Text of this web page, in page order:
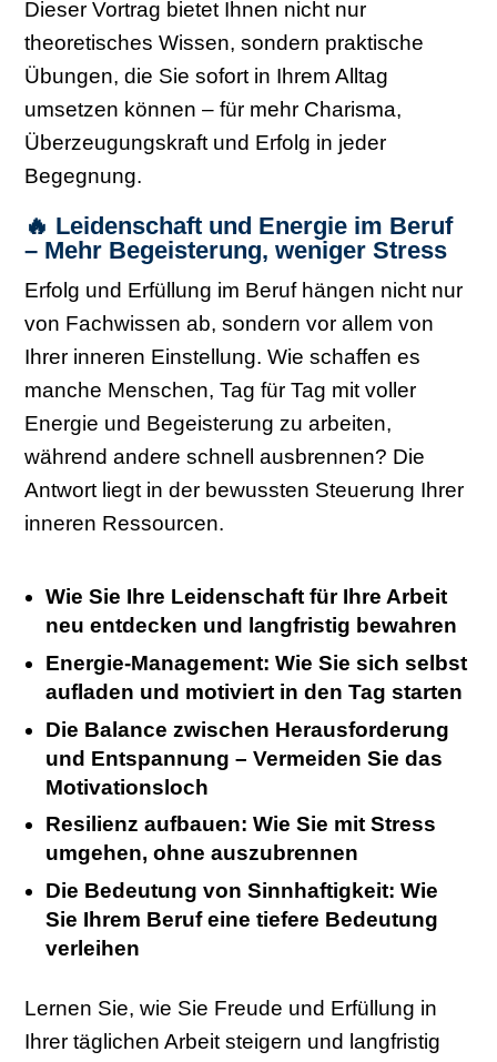
Dieser Vortrag bietet Ihnen nicht nur
theoretisches Wissen, sondern praktische
Übungen, die Sie sofort in Ihrem Alltag
umsetzen können – für mehr Charisma,
Überzeugungskraft und Erfolg in jeder
Begegnung.
🔥 Leidenschaft und Energie im Beruf
– Mehr Begeisterung, weniger Stress
Erfolg und Erfüllung im Beruf hängen nicht nur
von Fachwissen ab, sondern vor allem von
Ihrer inneren Einstellung. Wie schaffen es
manche Menschen, Tag für Tag mit voller
Energie und Begeisterung zu arbeiten,
während andere schnell ausbrennen? Die
Antwort liegt in der bewussten Steuerung Ihrer
inneren Ressourcen.
Wie Sie Ihre Leidenschaft für Ihre Arbeit
neu entdecken und langfristig bewahren
Energie-Management: Wie Sie sich selbst
aufladen und motiviert in den Tag starten
Die Balance zwischen Herausforderung
und Entspannung – Vermeiden Sie das
Motivationsloch
Resilienz aufbauen: Wie Sie mit Stress
umgehen, ohne auszubrennen
Die Bedeutung von Sinnhaftigkeit: Wie
Sie Ihrem Beruf eine tiefere Bedeutung
verleihen
Lernen Sie, wie Sie Freude und Erfüllung in
Ihrer täglichen Arbeit steigern und langfristig